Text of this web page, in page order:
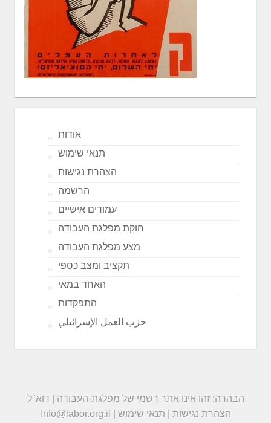
אודות
תנאי שימוש
הצהרת נגישות
הרשמה
עמודים אישיים
חוקת מפלגת העבודה
מצע מפלגת העבודה
תקציב ומצב כספי
האחד במאי
התפקדות
حزب العمل الإسرائيلي
הבהרה: זהו אינו אתר רשמי של מפלגת-העבודה | דוא"ל
Info@labor.org.il
הצהרת נגישות תנאי שימוש